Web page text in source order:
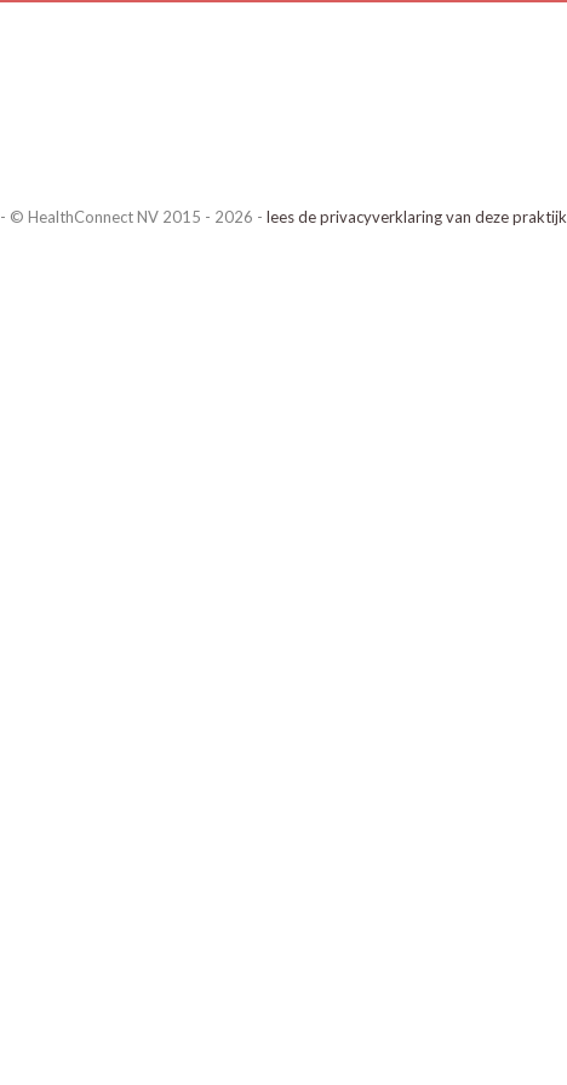
- © HealthConnect NV 2015 - 2026 - lees de privacyverklaring van deze praktijk